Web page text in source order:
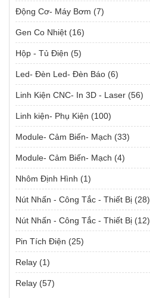
Động Cơ- Máy Bơm (7)
Gen Co Nhiệt (16)
Hộp - Tủ Điện (5)
Led- Đèn Led- Đèn Báo (6)
Linh Kiện CNC- In 3D - Laser (56)
Linh kiện- Phụ Kiện (100)
Module- Cảm Biến- Mạch (33)
Module- Cảm Biến- Mạch (4)
Nhôm Định Hình (1)
Nút Nhấn - Công Tắc - Thiết Bị (28)
Nút Nhấn - Công Tắc - Thiết Bị (12)
Pin Tích Điện (25)
Relay (1)
Relay (57)